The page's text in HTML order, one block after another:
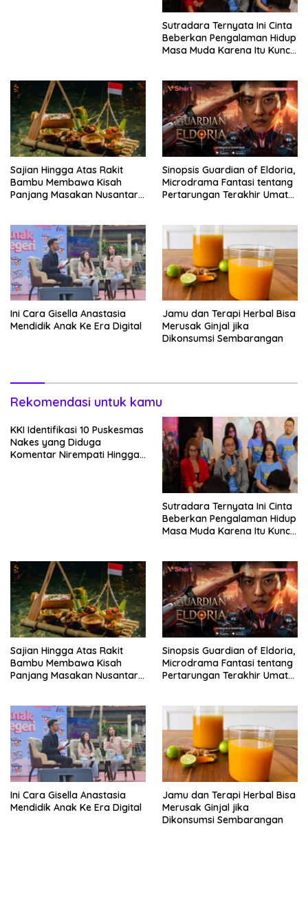
Sutradara Ternyata Ini Cinta
Beberkan Pengalaman Hidup
Masa Muda Karena Itu Kunci
Dua
Sajian Hingga Atas Rakit
Bambu Membawa Kisah
Panjang Masakan Nusantara
Sinopsis Guardian of Eldoria,
Microdrama Fantasi tentang
Pertarungan Terakhir Umat
Ini Cara Gisella Anastasia
Mendidik Anak Ke Era Digital
Jamu dan Terapi Herbal Bisa
Merusak Ginjal jika
Dikonsumsi Sembarangan
Rekomendasi untuk kamu
KKI Identifikasi 10 Puskesmas
Nakes yang Diduga
Komentar Nirempati Hingga
Sutradara Ternyata Ini Cinta
Beberkan Pengalaman Hidup
Masa Muda Karena Itu Kunci
Dua
Sajian Hingga Atas Rakit
Bambu Membawa Kisah
Panjang Masakan Nusantara
Sinopsis Guardian of Eldoria,
Microdrama Fantasi tentang
Pertarungan Terakhir Umat
Ini Cara Gisella Anastasia
Mendidik Anak Ke Era Digital
Jamu dan Terapi Herbal Bisa
Merusak Ginjal jika
Dikonsumsi Sembarangan